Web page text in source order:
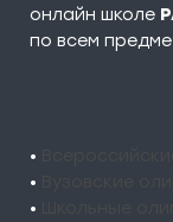
онлайн школе
по всем
•
•
•